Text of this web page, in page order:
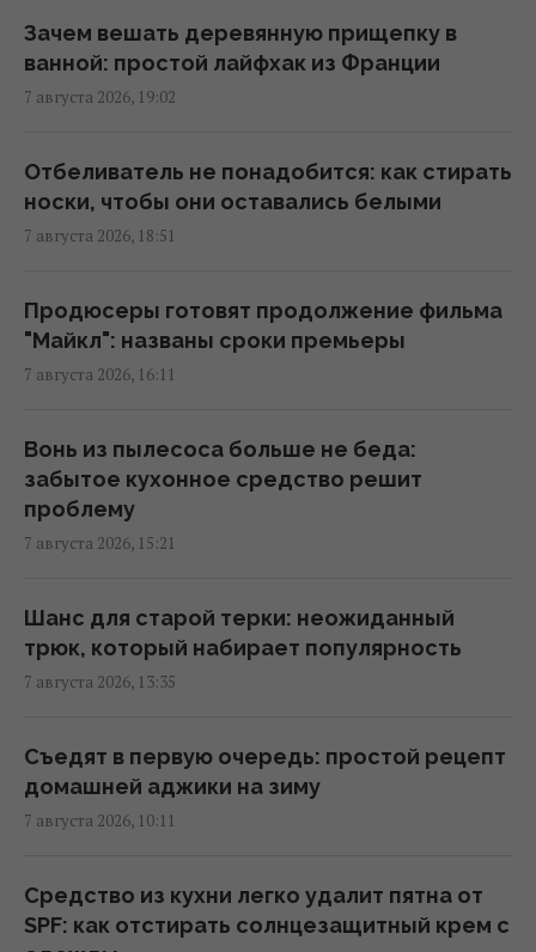
В печально известных Boeing-737 нашли
еще одну проблему
22:31 пятница, 07 августа 2026
Россия наконец-то возвращает свой
ядерный крейсер за $5 млрд, но есть
проблема
Пилот, сбежавший из КНДР, впервые сел за
штурвал Boeing 737 и был потрясен
Какое комнатное растение вам нравится:
психологический тест на суперсилу
18:00 пятница, 07 августа 2026
Он лазал по деревьям, как кот, но при этом
был первой в истории собакой на планете
(фото)
Любят ли кошки своих хозяев так же, как
собаки: вот что выяснила наука
От поддельных гидов до ИИ: названы
Зачем вешать деревянную прищепку в
ванной: простой лайфхак из Франции
7 августа 2026, 19:02
Отбеливатель не понадобится: как стирать
носки, чтобы они оставались белыми
7 августа 2026, 18:51
Продюсеры готовят продолжение фильма
"Майкл": названы сроки премьеры
7 августа 2026, 16:11
Вонь из пылесоса больше не беда:
забытое кухонное средство решит
проблему
7 августа 2026, 15:21
Шанс для старой терки: неожиданный
трюк, который набирает популярность
7 августа 2026, 13:35
Съедят в первую очередь: простой рецепт
домашней аджики на зиму
7 августа 2026, 10:11
Средство из кухни легко удалит пятна от
SPF: как отстирать солнцезащитный крем с